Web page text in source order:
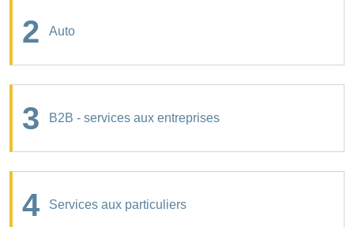
2 Auto
3 B2B - services aux entreprises
4 Services aux particuliers